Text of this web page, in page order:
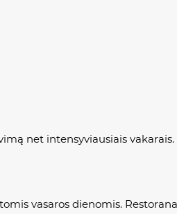
net intensyviausiais vakarais.
vasaros dienomis.